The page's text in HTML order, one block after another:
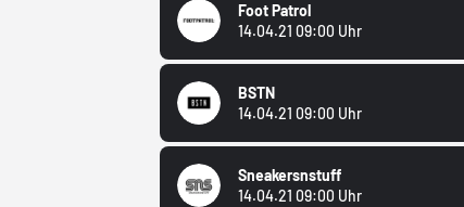
Foot Patrol
14.04.21 09:00 Uhr
BSTN
14.04.21 09:00 Uhr
Sneakersnstuff
14.04.21 09:00 Uhr